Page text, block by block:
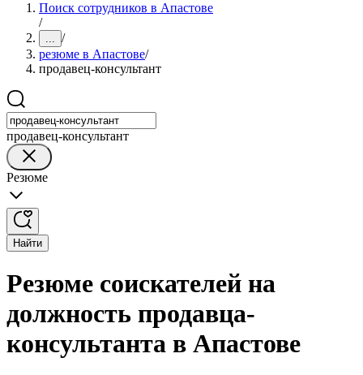
Поиск сотрудников в Апастове
/
... /
резюме в Апастове/
продавец-консультант
продавец-консультант
Резюме
Найти
Резюме соискателей на
должность продавца-
консультанта в Апастове